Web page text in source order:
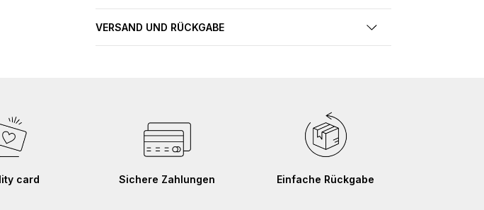
VERSAND UND RÜCKGABE
card Sichere Zahlungen Einfache Rückgabe